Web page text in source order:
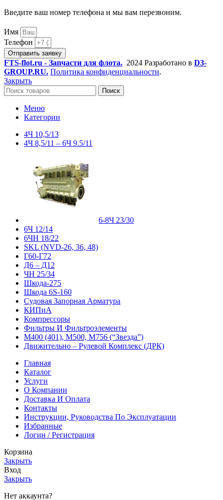
Введите ваш номер телефона и мы вам перезвоним.
Имя
Телефон
Отправить заявку
FTS-flot.ru - Запчасти для флота. 2024 Разработано в D3-
GROUP.RU. Политика конфиденциальности.
Закрыть
Поиск
Меню
Категории
4Ч 10,5/13
4Ч 8,5/11 – 6Ч 9.5/11
6-8Ч 23/30
6Ч 12/14
6ЧН 18/22
SKL (NVD-26, 36, 48)
Г60-Г72
Д6 – Д12
ЧН 25/34
Шкода-275
Шкода 6S-160
Судовая Запорная Арматура
КИПиА
Компрессоры
Фильтры И Фильтроэлементы
М400 (401), М500, М756 (“Звезда”)
Движительно – Рулевой Комплекс (ДРК)
Главная
Каталог
Услуги
О Компании
Доставка И Оплата
Контакты
Инструкции, Руководства По Эксплуатации
Избранные
Логин / Регистрация
Корзина
Закрыть
Вход
Закрыть
Нет аккаунта?